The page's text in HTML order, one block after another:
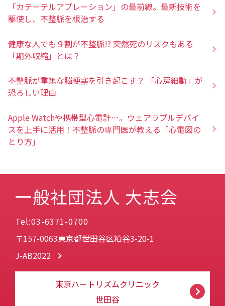
「カテーテルアブレーション」の最前線。最新技術を
駆使し、不整脈を根治する
健康な人でも９割が不整脈!? 突然死のリスクもある
「期外収縮」とは？
不整脈が重篤な脳梗塞を引き起こす？ 「心房細動」が
恐ろしい理由
Apple Watchや携帯型心電計…。ウェアラブルデバイ
スを上手に活用！不整脈の専門医が教える「心電図の
とり方」
一般社団法人 大志会
Tel:03-6371-0700
〒157-0063東京都世田谷区粕谷3-20-1
J-AB2022
東京ハートリズムクリニック
世田谷